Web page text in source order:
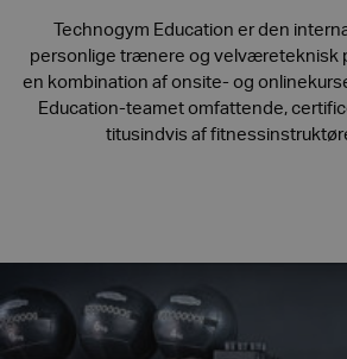
Technogym Education er den
personlige trænere og velværeteknisk
en kombination af onsite- og
Education-teamet omfattende,
titusindvis af